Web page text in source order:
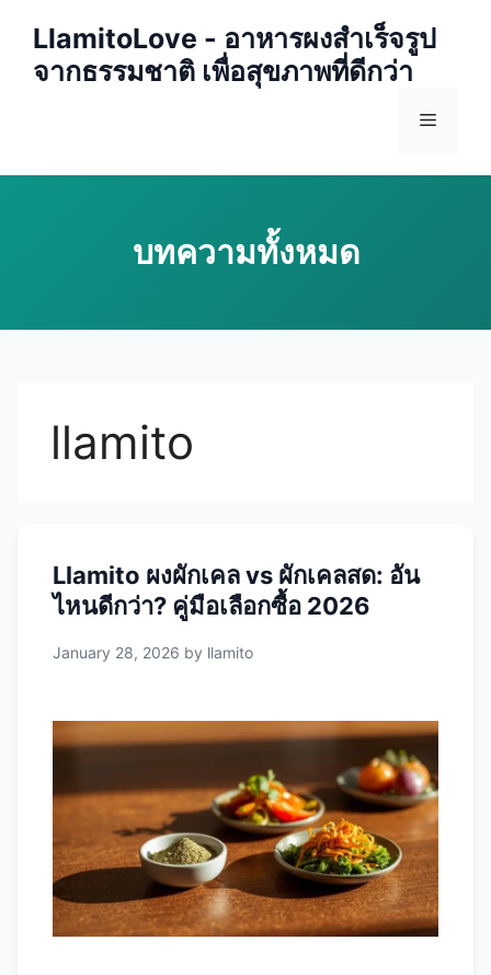
content
LlamitoLove - อาหารผงสำเร็จรูป
จากธรรมชาติ เพื่อสุขภาพที่ดีกว่า
Menu
llamito
Llamito ผงผักเคล vs ผักเคลสด: อัน
ไหนดีกว่า? คู่มือเลือกซื้อ 2026
January 28, 2026 by llamito